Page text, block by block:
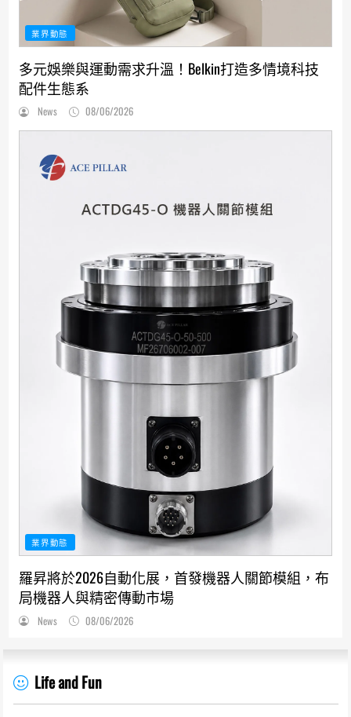
業界動態
多元娛樂與運動需求升溫！Belkin打造多情境科技
配件生態系
News 08/06/2026
業界動態
羅昇將於2026自動化展，首發機器人關節模組，布
局機器人與精密傳動市場
News 08/06/2026
Life and Fun